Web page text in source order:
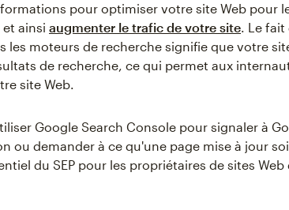
pour optimiser votre site Web pour
ainsi augmenter le trafic de votre site. Le fait
les moteurs de recherche signifie que votre
de recherche, ce qui permet aux
site Web.
Google Search Console pour signaler à
ou demander à ce qu'une page mise à jour
du SEP pour les propriétaires de sites Web